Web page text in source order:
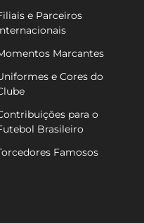
e Parceiros
Marcantes
e Cores do
para o
Brasileiro
Famosos